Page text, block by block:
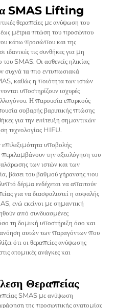
SMAS Lifting
θεραπείες με ανύψωση του
μέτρια πτώση του προσώπου
κάτω προσώπου και της
ιδανικές τις συνθήκες για μη
SMAS. Οι ασθενείς ηλικίας
συχνά τα πιο εντυπωσιακά
καθώς η ποιότητα των ιστών
υποστηρίζουν ισχυρές
Η παρουσία επαρκούς
σοβαρής βαρυτικής πτώσης
για την επίτευξη σημαντικών
τεχνολογίας HIFU.
υποβολής
την αξιολόγηση του
των ιστών και των
βάσει του βαθμού γήρανσης που
δέρμα ενδέχεται να απαιτούν
για να διασφαλιστεί η ασφαλής
ενώ εκείνοι με σημαντική
από συνδυασμένες
τη δομική υποστήριξη όσο και
αυτών των παραγόντων που
ότι οι θεραπείες ανύψωσης
ατομικές ανάγκες και
Θεραπείας
SMAS με ανύψωση
της προσωπικής ανατομίας